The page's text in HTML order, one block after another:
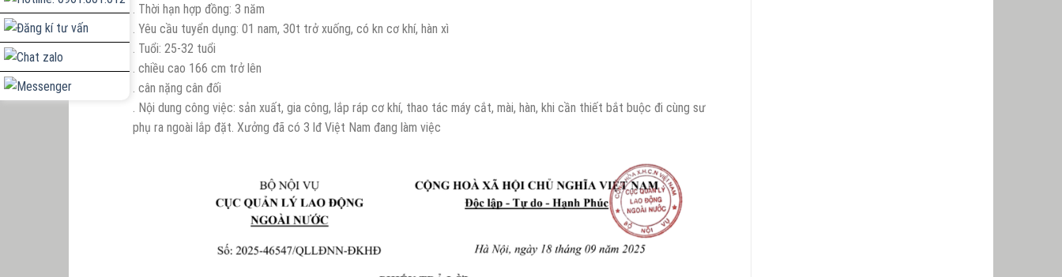
. Thời hạn hợp đồng: 3 năm
. Yêu cầu tuyển dụng: 01 nam, 30t trở xuống, có kn cơ khí, hàn xì
. Tuổi: 25-32 tuổi
. chiều cao 166 cm trở lên
. cân nặng cân đối
. Nội dung công việc: sản xuất, gia công, lắp ráp cơ khí, thao tác máy cắt, mài, hàn, khi cần thiết bắt buộc đi cùng sư
phụ ra ngoài lắp đặt. Xưởng đã có 3 lđ Việt Nam đang làm việc